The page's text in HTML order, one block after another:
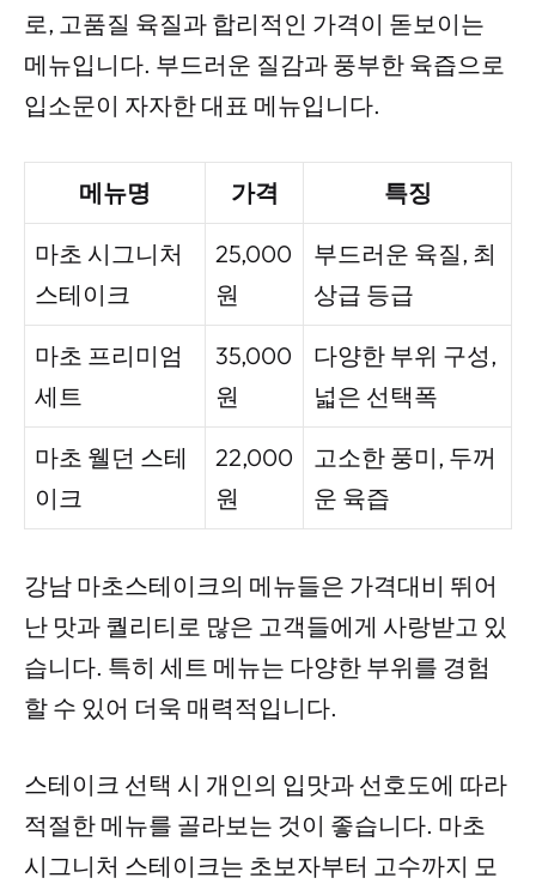
로, 고품질 육질과 합리적인 가격이 돋보이는
메뉴입니다. 부드러운 질감과 풍부한 육즙으로
입소문이 자자한 대표 메뉴입니다.
메뉴명 가격 특징
마초 시그니처
스테이크
25,000
원
부드러운 육질, 최
상급 등급
마초 프리미엄
세트
35,000
원
다양한 부위 구성,
넓은 선택폭
마초 웰던 스테
이크
22,000
원
고소한 풍미, 두꺼
운 육즙
강남 마초스테이크의 메뉴들은 가격대비 뛰어
난 맛과 퀄리티로 많은 고객들에게 사랑받고 있
습니다. 특히 세트 메뉴는 다양한 부위를 경험
할 수 있어 더욱 매력적입니다.
스테이크 선택 시 개인의 입맛과 선호도에 따라
적절한 메뉴를 골라보는 것이 좋습니다. 마초
시그니처 스테이크는 초보자부터 고수까지 모